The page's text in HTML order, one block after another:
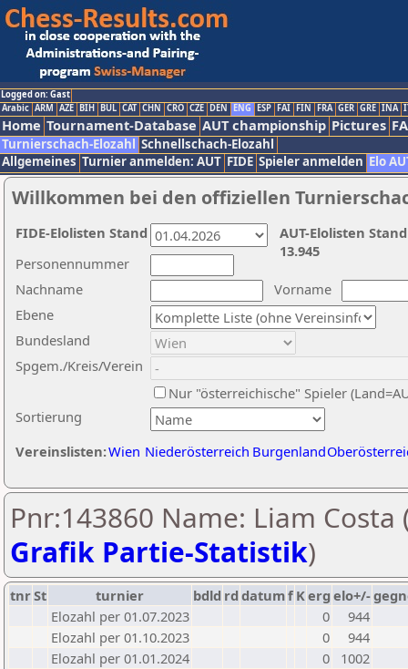
Logged on: Gast
Arabic ARM AZE BIH BUL CAT CHN CRO CZE DEN ENG ESP FAI FIN FRA GER GRE INA
Home Tournament-Database AUT championship Pictures
Turnierschach-Elozahl Schnellschach-Elozahl
Allgemeines Turnier anmelden: AUT FIDE Spieler anmelden Elo
Willkommen bei den offiziellen
Nachname
Vorname
Ebene
Sortierung
Personennummer
Bundesland
Spgem./Kreis/Verein
Nur "österreichische" Spieler
Vereinslisten:Wien Niederösterreich Burgenland
AUT-Elolisten
13.945
FIDE-Elolisten Stand
Pnr:143860 Name: Liam Costa
Grafik Partie-Statistik)
tnrSt turnier bdld rd datumf Kerg elo+/-
Elozahl per 01.07.2023
0
944
Elozahl per 01.10.2023
0
944
Elozahl per 01.01.2024
0
1002